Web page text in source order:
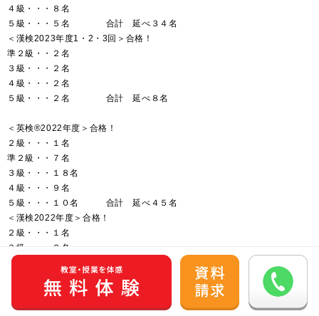
４級・・・８名
５級・・・５名 合計 延べ３４名
＜漢検2023年度1・2・3回＞合格！
準２級・・２名
３級・・・２名
４級・・・２名
５級・・・２名 合計 延べ８名
＜英検®2022年度＞合格！
２級・・・１名
準２級・・７名
３級・・・１８名
４級・・・９名
５級・・・１０名 合計 延べ４５名
＜漢検2022年度＞合格！
２級・・・１名
３級・・・２名
４級・・・１名
５級・・・２名 合計 延べ６名
＜英検®2021年度＞合格！